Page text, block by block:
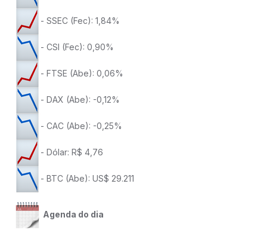
- SSEC (Fec): 1,84%
- CSI (Fec): 0,90%
- FTSE (Abe): 0,06%
- DAX (Abe): -0,12%
- CAC (Abe): -0,25%
- Dólar: R$ 4,76
- BTC (Abe): US$ 29.211
Agenda do dia